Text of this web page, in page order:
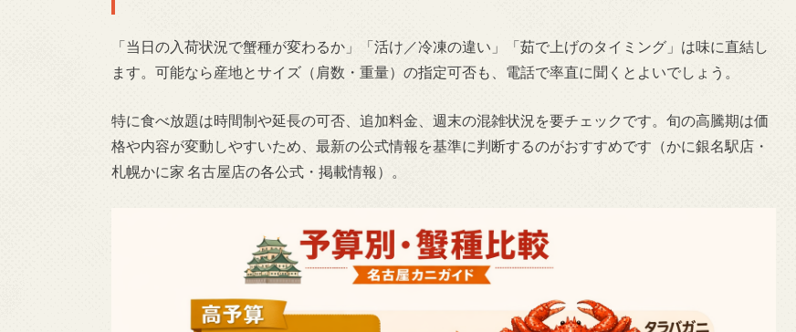
「当日の入荷状況で蟹種が変わるか」「活け／冷凍の違い」「茹で上げのタイミング」は味に直結し
ます。可能なら産地とサイズ（肩数・重量）の指定可否も、電話で率直に聞くとよいでしょう。
特に食べ放題は時間制や延長の可否、追加料金、週末の混雑状況を要チェックです。旬の高騰期は価
格や内容が変動しやすいため、最新の公式情報を基準に判断するのがおすすめです（かに銀名駅店・
札幌かに家 名古屋店の各公式・掲載情報）。